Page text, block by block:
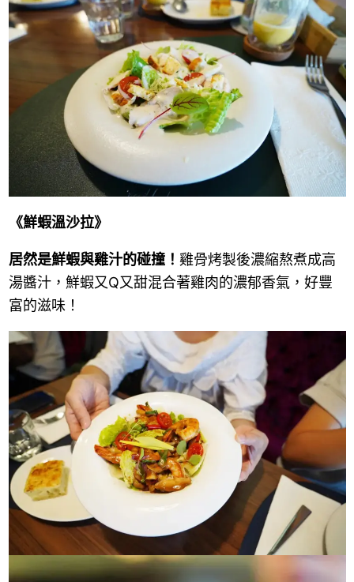
《鮮蝦溫沙拉》
居然是鮮蝦與雞汁的碰撞！ 雞骨烤製後濃縮熬煮成高
湯醬汁，鮮蝦又Q又甜混合著雞肉的濃郁香氣，好豐
富的滋味！